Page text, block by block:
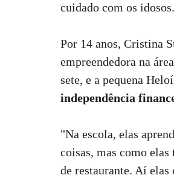
cuidado com os idosos.
Por 14 anos, Cristina
empreendedora na
sete, e a pequena
independência
"Na escola, elas
coisas, mas como
de restaurante. Aí elas